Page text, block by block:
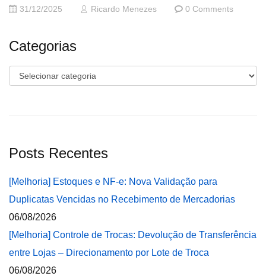
31/12/2025 Ricardo Menezes 0 Comments
Categorias
Categorias
Posts Recentes
[Melhoria] Estoques e NF-e: Nova Validação para
Duplicatas Vencidas no Recebimento de Mercadorias
06/08/2026
[Melhoria] Controle de Trocas: Devolução de Transferência
entre Lojas – Direcionamento por Lote de Troca
06/08/2026